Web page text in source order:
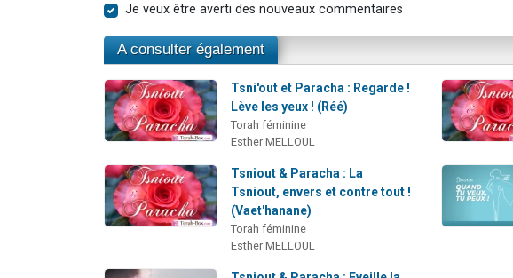
Je veux être averti des nouveaux commentaires
A consulter également
Tsni'out et Paracha : Regarde !
Lève les yeux ! (Réé)
Torah féminine
Esther MELLOUL
Tsniout & Paracha : La
Tsniout, envers et contre tout !
(Vaet'hanane)
Torah féminine
Esther MELLOUL